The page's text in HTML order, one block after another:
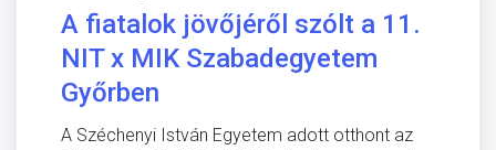
A fiatalok jövőjéről szólt a 11.
NIT x MIK Szabadegyetem
Győrben
A Széchenyi István Egyetem adott otthont az